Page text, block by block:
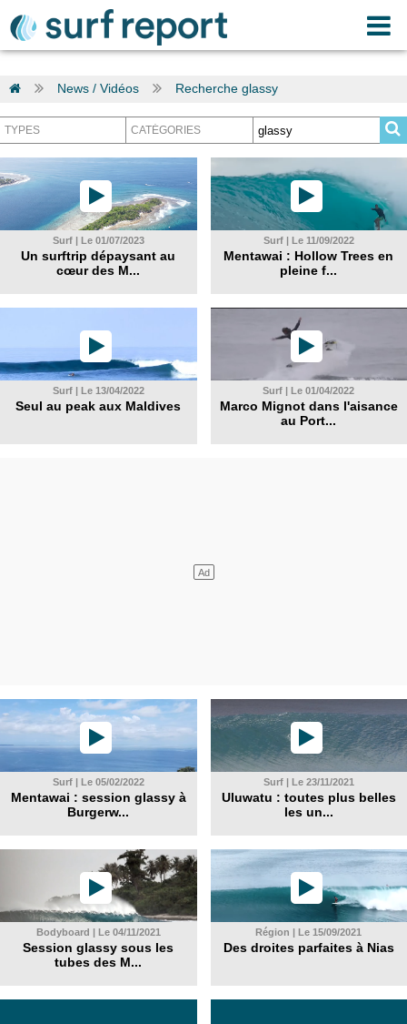
News / Vidéos Recherche glassy
Surf | Le 01/07/2023
Un surftrip dépaysant au
cœur des M...
Surf | Le 11/09/2022
Mentawai : Hollow Trees en
pleine f...
Surf | Le 13/04/2022
Seul au peak aux Maldives
Surf | Le 01/04/2022
Marco Mignot dans l'aisance
au Port...
Surf | Le 05/02/2022
Mentawai : session glassy à
Burgerw...
Surf | Le 23/11/2021
Uluwatu : toutes plus belles
les un...
Bodyboard | Le 04/11/2021
Session glassy sous les
tubes des M...
Région | Le 15/09/2021
Des droites parfaites à Nias